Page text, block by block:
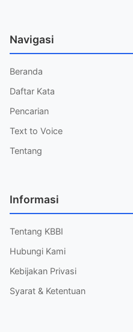
Navigasi
Beranda
Daftar Kata
Pencarian
Text to Voice
Tentang
Informasi
Tentang KBBI
Hubungi Kami
Kebijakan Privasi
Syarat & Ketentuan